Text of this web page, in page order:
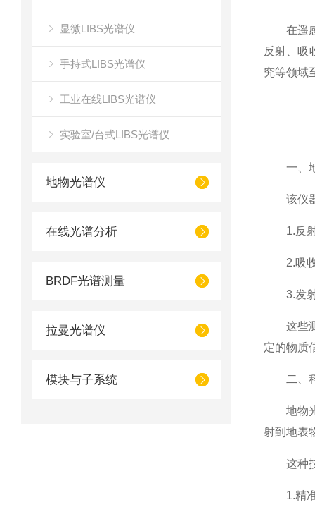
显微LIBS光谱仪
手持式LIBS光谱仪
工业在线LIBS光谱仪
实验室/台式LIBS光谱仪
地物光谱仪
在线光谱分析
BRDF光谱测量
拉曼光谱仪
模块与子系统
在遥感
反射、吸
究等领域
一、地
该仪器
1.反射
2.吸收
3.发射
这些测
定的物质
二、科
地物光
射到地表
这种技
1.精准